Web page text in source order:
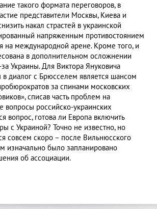
такого формата переговоров, в
представители Москвы, Киева и
накал страстей в украинской
напряженным противостоянием
на международной арене. Кроме того, и
в дополнительном осложнении
Украины. Для Виктора Януковича
диалог с Брюсселем является шансом
за спинами московских
списав часть проблем на
вопросы российско-украинских
вопрос, готова ли Европа включить
с Украиной? Точно не известно, но
совсем скоро – после Вильнюсского
изначально было запланировано
об ассоциации.